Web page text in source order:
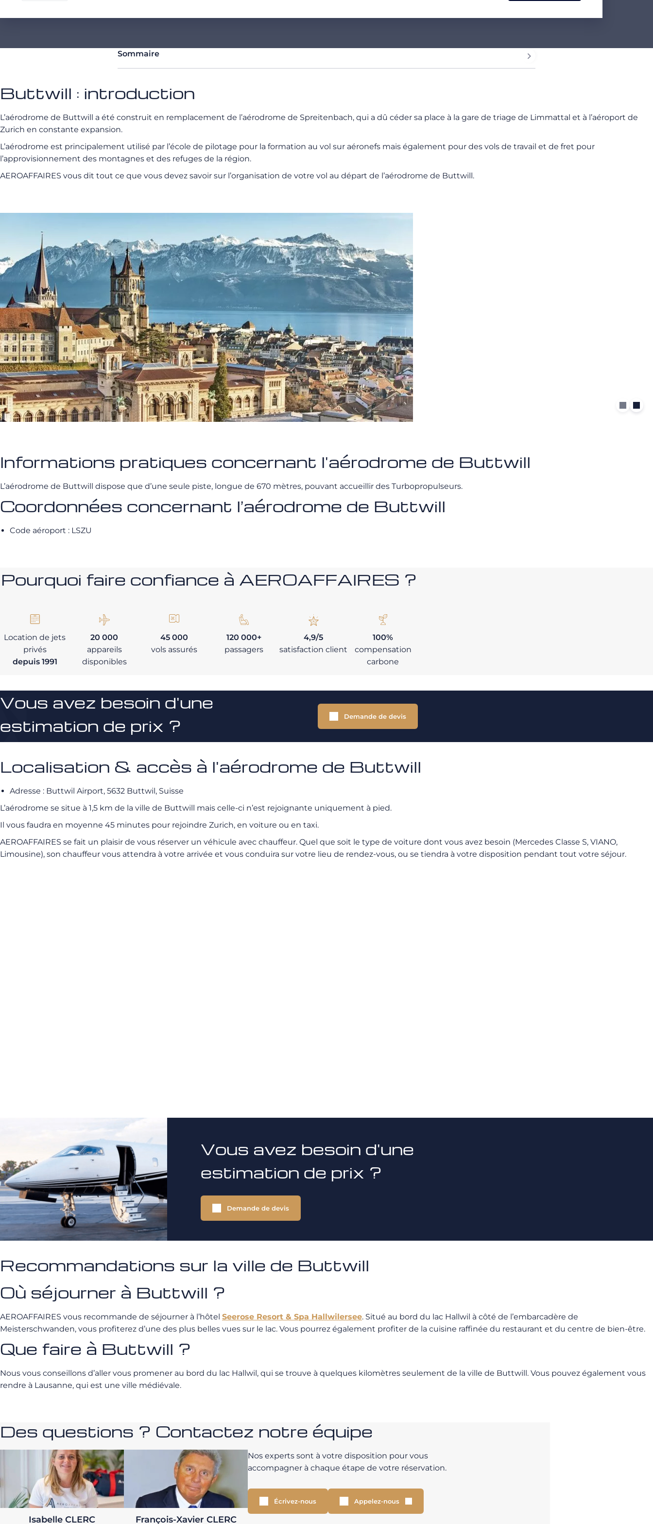
Sommaire
Buttwill : introduction
L’aérodrome de Buttwill a été construit en remplacement de l’aérodrome de Spreitenbach, qui a dû céder sa place à la gare de triage de Limmattal et à l’aéroport de
Zurich en constante expansion.
L’aérodrome est principalement utilisé par l’école de pilotage pour la formation au vol sur aéronefs mais également pour des vols de travail et de fret pour
l’approvisionnement des montagnes et des refuges de la région.
AEROAFFAIRES vous dit tout ce que vous devez savoir sur l’organisation de votre vol au départ de l’aérodrome de Buttwill.
Informations pratiques concernant l'aérodrome de Buttwill
L’aérodrome de Buttwill dispose que d’une seule piste, longue de 670 mètres, pouvant accueillir des Turbopropulseurs.
Coordonnées concernant l’aérodrome de Buttwill
Code aéroport : LSZU
Pourquoi faire confiance à AEROAFFAIRES ?
Location de jets
privés
depuis 1991
20 000
appareils
disponibles
45 000
vols assurés
120 000+
passagers
4,9/5
satisfaction client
100%
compensation
carbone
Vous avez besoin d'une
estimation de prix ?
Demande de devis
Localisation & accès à l'aérodrome de Buttwill
Adresse : Buttwil Airport, 5632 Buttwil, Suisse
L’aérodrome se situe à 1,5 km de la ville de Buttwill mais celle-ci n’est rejoignante uniquement à pied.
Il vous faudra en moyenne 45 minutes pour rejoindre Zurich, en voiture ou en taxi.
AEROAFFAIRES se fait un plaisir de vous réserver un véhicule avec chauffeur. Quel que soit le type de voiture dont vous avez besoin (Mercedes Classe S, VIANO,
Limousine), son chauffeur vous attendra à votre arrivée et vous conduira sur votre lieu de rendez-vous, ou se tiendra à votre disposition pendant tout votre séjour.
Vous avez besoin d'une
estimation de prix ?
Demande de devis
Recommandations sur la ville de Buttwill
Où séjourner à Buttwill ?
AEROAFFAIRES vous recommande de séjourner à l’hôtel Seerose Resort & Spa Hallwilersee. Situé au bord du lac Hallwil à côté de l’embarcadère de
Meisterschwanden, vous profiterez d’une des plus belles vues sur le lac. Vous pourrez également profiter de la cuisine raffinée du restaurant et du centre de bien-être.
Que faire à Buttwill ?
Nous vous conseillons d’aller vous promener au bord du lac Hallwil, qui se trouve à quelques kilomètres seulement de la ville de Buttwill. Vous pouvez également vous
rendre à Lausanne, qui est une ville médiévale.
Des questions ? Contactez notre équipe
Isabelle CLERC François-Xavier CLERC
Nos experts sont à votre disposition pour vous
accompagner à chaque étape de votre réservation.
Écrivez-nous Appelez-nous